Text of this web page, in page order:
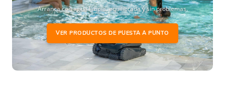
Arranca con agua limpia, equilibrada y sin problemas.
VER PRODUCTOS DE PUESTA A PUNTO